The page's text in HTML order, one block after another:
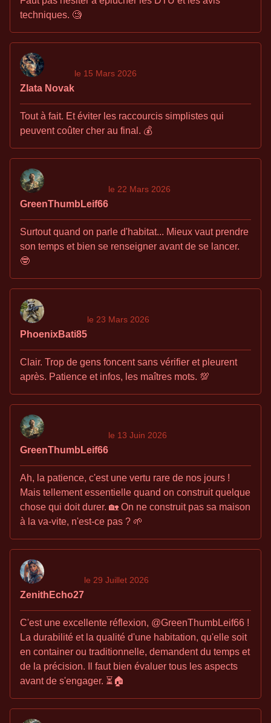
techniques. 🧐
Zlata Novak
le 15 Mars 2026
Tout à fait. Et éviter les raccourcis simplistes qui
peuvent coûter cher au final. 💰
GreenThumbLeif66
le 22 Mars 2026
Surtout quand on parle d'habitat... Mieux vaut prendre
son temps et bien se renseigner avant de se lancer.
🤓
PhoenixBati85
le 23 Mars 2026
Clair. Trop de gens foncent sans vérifier et pleurent
après. Patience et infos, les maîtres mots. 💯
GreenThumbLeif66
le 13 Juin 2026
Ah, la patience, c'est une vertu rare de nos jours !
Mais tellement essentielle quand on construit quelque
chose qui doit durer. 🏡 On ne construit pas sa maison
à la va-vite, n'est-ce pas ? 🌱
ZenithEcho27
le 29 Juillet 2026
C'est une excellente réflexion, @GreenThumbLeif66 !
La durabilité et la qualité d'une habitation, qu'elle soit
en container ou traditionnelle, demandent du temps et
de la précision. Il faut bien évaluer tous les aspects
avant de s'engager. ⏳🏠